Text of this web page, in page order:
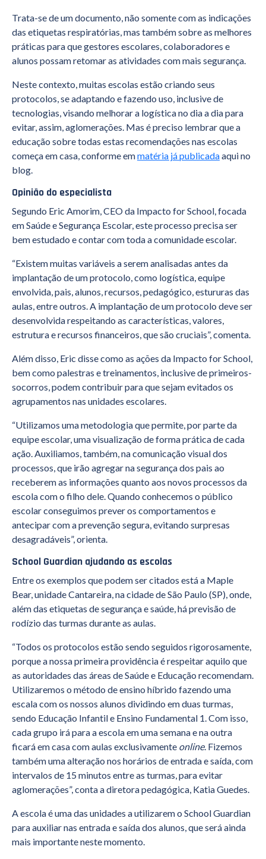
Trata-se de um documento, não somente com as indicações
das etiquetas respiratórias, mas também sobre as melhores
práticas para que gestores escolares, colaboradores e
alunos possam retomar as atividades com mais segurança.
Neste contexto, muitas escolas estão criando seus
protocolos, se adaptando e fazendo uso, inclusive de
tecnologias, visando melhorar a logística no dia a dia para
evitar, assim, aglomerações. Mas é preciso lembrar que a
educação sobre todas estas recomendações nas escolas
começa em casa, conforme emmatéria já publicadaaqui no
blog.
Opinião do especialista
Segundo Eric Amorim, CEO da Impacto for School, focada
em Saúde e Segurança Escolar, este processo precisa ser
bem estudado e contar com toda a comunidade escolar.
“Existem muitas variáveis a serem analisadas antes da
implantação de um protocolo, como logística, equipe
envolvida, pais, alunos, recursos, pedagógico, estururas das
aulas, entre outros. A implantação de um protocolo deve ser
desenvolvida respeitando as características, valores,
estrutura e recursos financeiros, que são cruciais”, comenta.
Além disso, Eric disse como as ações da Impacto for School,
bem como palestras e treinamentos, inclusive de primeiros-
socorros, podem contribuir para que sejam evitados os
agrupamentos nas unidades escolares.
“Utilizamos uma metodologia que permite, por parte da
equipe escolar, uma visualização de forma prática de cada
ação. Auxiliamos, também, na comunicação visual dos
processos, que irão agregar na segurança dos pais ao
receberem as informações quanto aos novos processos da
escola com o filho dele. Quando conhecemos o público
escolar conseguimos prever os comportamentos e
antecipar com a prevenção segura, evitando surpresas
desagradáveis”, orienta.
School Guardian ajudando as escolas
Entre os exemplos que podem ser citados está a Maple
Bear, unidade Cantareira, na cidade de São Paulo (SP), onde,
além das etiquetas de segurança e saúde, há previsão de
rodízio das turmas durante as aulas.
“Todos os protocolos estão sendo seguidos rigorosamente,
porque a nossa primeira providência é respeitar aquilo que
as autoridades das áreas de Saúde e Educação recomendam.
Utilizaremos o método de ensino híbrido fazendo uma
escala com os nossos alunos dividindo em duas turmas,
sendo Educação Infantil e Ensino Fundamental 1. Com isso,
cada grupo irá para a escola em uma semana e na outra
ficará em casa com aulas exclusivamente online. Fizemos
também uma alteração nos horários de entrada e saída, com
intervalos de 15 minutos entre as turmas, para evitar
aglomerações”, conta a diretora pedagógica, Katia Guedes.
A escola é uma das unidades a utilizarem o School Guardian
para auxiliar nas entrada e saída dos alunos, que será ainda
mais importante neste momento.